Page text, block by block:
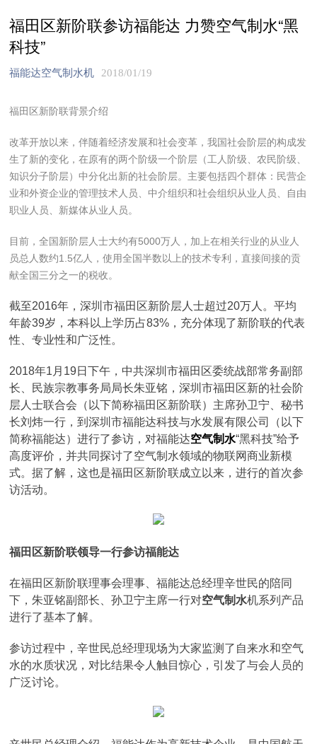
福田区新阶联参访福能达 力赞空气制水“黑
科技”
福能达空气制水机 2018/01/19
福田区新阶联背景介绍
改革开放以来，伴随着经济发展和社会变革，我国社会阶层的构成发
生了新的变化，在原有的两个阶级一个阶层（工人阶级、农民阶级、
知识分子阶层）中分化出新的社会阶层。主要包括四个群体：民营企
业和外资企业的管理技术人员、中介组织和社会组织从业人员、自由
职业人员、新媒体从业人员。
目前，全国新阶层人士大约有5000万人，加上在相关行业的从业人
员总人数约1.5亿人，使用全国半数以上的技术专利，直接间接的贡
献全国三分之一的税收。
截至2016年，深圳市福田区新阶层人士超过20万人。平均
年龄39岁，本科以上学历占83%，充分体现了新阶联的代表
性、专业性和广泛性。
2018年1月19日下午，中共深圳市福田区委统战部常务副部
长、民族宗教事务局局长朱亚铭，深圳市福田区新的社会阶
层人士联合会（以下简称福田区新阶联）主席孙卫宁、秘书
长刘炜一行，到深圳市福能达科技与水发展有限公司（以下
简称福能达）进行了参访，对福能达空气制水“黑科技”给予
高度评价，并共同探讨了空气制水领域的物联网商业新模
式。据了解，这也是福田区新阶联成立以来，进行的首次参
访活动。
福田区新阶联领导一行参访福能达
在福田区新阶联理事会理事、福能达总经理辛世民的陪同
下，朱亚铭副部长、孙卫宁主席一行对空气制水机系列产品
进行了基本了解。
参访过程中，辛世民总经理现场为大家监测了自来水和空气
水的水质状况，对比结果令人触目惊心，引发了与会人员的
广泛讨论。